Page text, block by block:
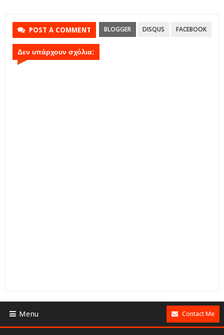
POST A COMMENT BLOGGER DISQUS FACEBOOK
Δεν υπάρχουν σχόλια:
Menu Contact Me